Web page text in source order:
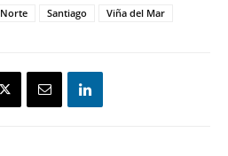
Norte Santiago Viña del Mar